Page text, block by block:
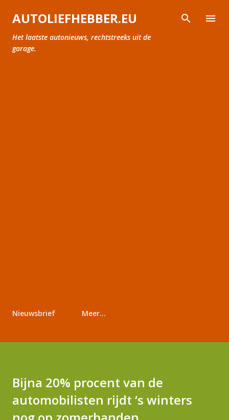
Doorgaan naar hoofdcontent
AUTOLIEFHEBBER.EU
Het laatste autonieuws, rechtstreeks uit de
garage.
Nieuwsbrief Meer…
Bijna 20% procent van de
automobilisten rijdt ‘s winters